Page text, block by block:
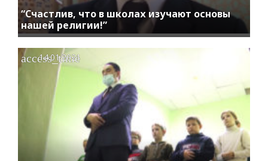
“Счастлив, что в школах изучают основы
нашей религии!”
access_time
14.01.2021